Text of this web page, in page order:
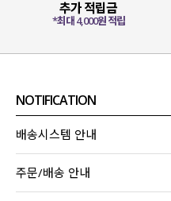
추가 적립금
*최대 4,000원 적립
NOTIFICATION
배송시스템 안내
주문/배송 안내